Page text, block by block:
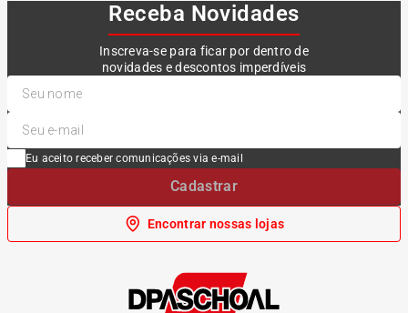
Receba Novidades
Inscreva-se para ficar por dentro de
novidades e descontos imperdíveis
Eu aceito receber comunicações via e-mail
Cadastrar
Encontrar nossas lojas